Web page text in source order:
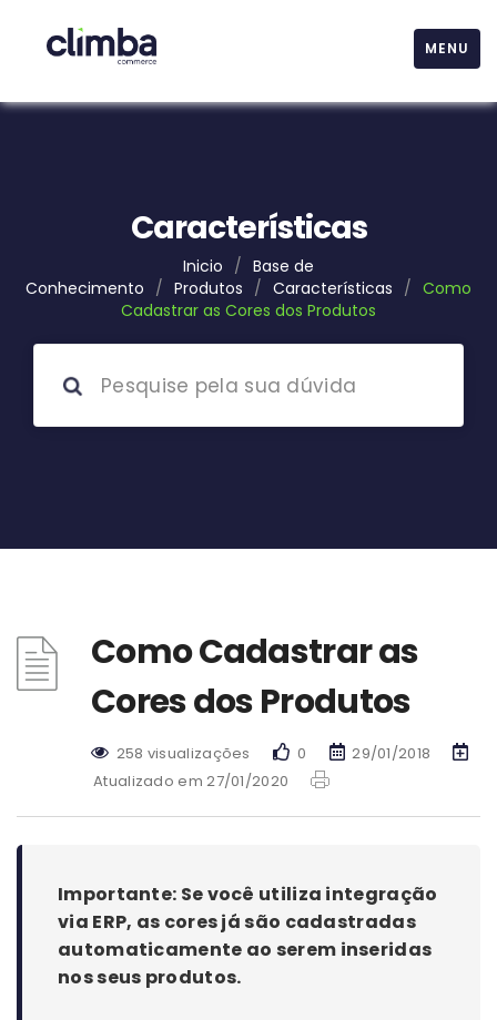
MENU
Características
Inicio / Base de
Conhecimento / Produtos / Características / Como
Cadastrar as Cores dos Produtos
Como Cadastrar as
Cores dos Produtos
258 visualizações 0
29/01/2018
Atualizado em 27/01/2020
Importante: Se você utiliza integração
via ERP, as cores já são cadastradas
automaticamente ao serem inseridas
nos seus produtos.